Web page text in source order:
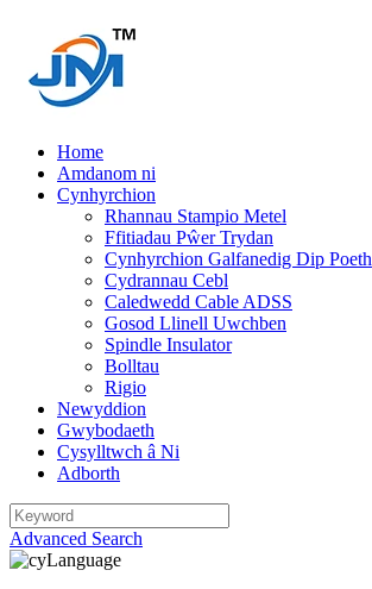
Home
Amdanom ni
Cynhyrchion
Rhannau Stampio Metel
Ffitiadau Pŵer Trydan
Cynhyrchion Galfanedig Dip Poeth
Cydrannau Cebl
Caledwedd Cable ADSS
Gosod Llinell Uwchben
Spindle Insulator
Bolltau
Rigio
Newyddion
Gwybodaeth
Cysylltwch â Ni
Adborth
Advanced Search
Language